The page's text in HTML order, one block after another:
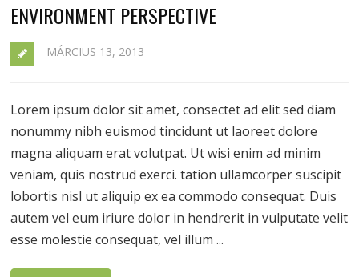
ENVIRONMENT PERSPECTIVE
MÁRCIUS 13, 2013
Lorem ipsum dolor sit amet, consectet ad elit sed diam
nonummy nibh euismod tincidunt ut laoreet dolore
magna aliquam erat volutpat. Ut wisi enim ad minim
veniam, quis nostrud exerci. tation ullamcorper suscipit
lobortis nisl ut aliquip ex ea commodo consequat. Duis
autem vel eum iriure dolor in hendrerit in vulputate velit
esse molestie consequat, vel illum ...